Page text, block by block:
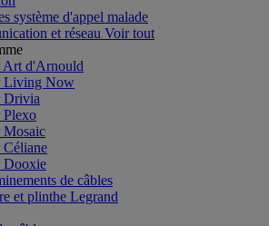
système d'appel malade
et réseau Voir tout
Art d'Arnould
Living Now
Drivia
Dooxie
de câbles
et plinthe Legrand